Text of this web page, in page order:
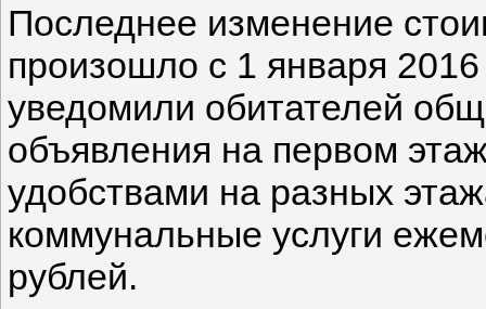
Последнее изменение
произошло с 1 января
уведомили обитателей
объявления на первом
удобствами на разных
коммунальные услуги
рублей.